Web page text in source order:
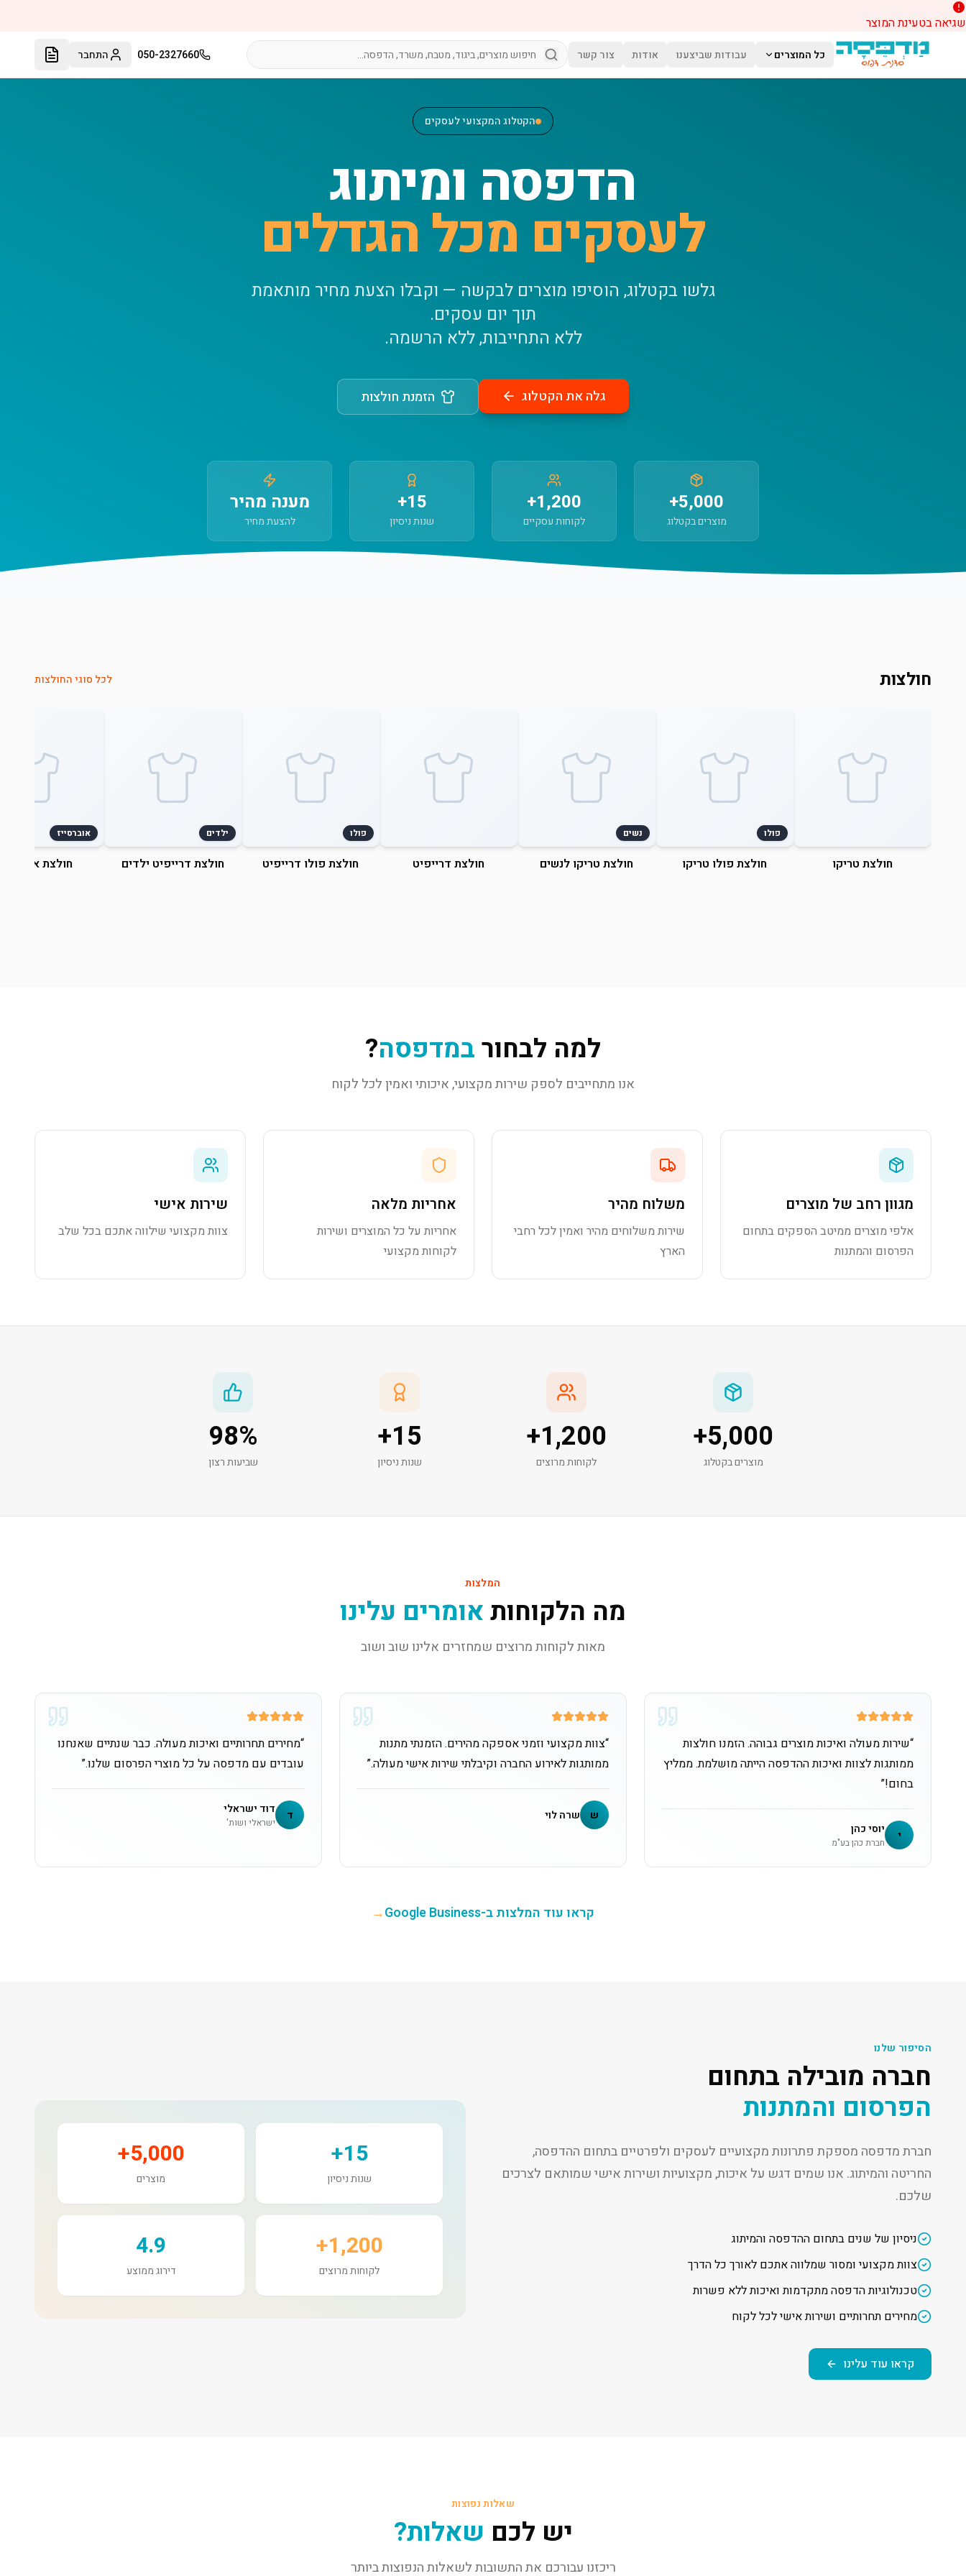
שגיאה בטעינת המוצר
דלג לתוכן הראשי
כל המוצרים עבודות שביצענו אודות צור קשר 050-2327660 התחבר
הקטלוג המקצועי לעסקים
הדפסה ומיתוג
לעסקים מכל הגדלים
גלשו בקטלוג, הוסיפו מוצרים לבקשה — וקבלו הצעת מחיר מותאמת
תוך יום עסקים.
ללא התחייבות, ללא הרשמה.
גלה את הקטלוג הזמנת חולצות
5,000+
מוצרים בקטלוג
1,200+
לקוחות עסקיים
15+
שנות ניסיון
מענה מהיר
להצעת מחיר
חולצות לכל סוגי החולצות
חולצת טריקו
פולו
חולצת פולו טריקו
נשים
חולצת טריקו לנשים חולצת דרייפיט
פולו
חולצת פולו דרייפיט
ילדים
חולצת דרייפיט ילדים
אוברסייז
חולצת
למה לבחורבמדפסה?
אנו מתחייבים לספק שירות מקצועי, איכותי ואמין לכל לקוח
מגוון רחב של מוצרים
אלפי מוצרים ממיטב הספקים בתחום
הפרסום והמתנות
משלוח מהיר
שירות משלוחים מהיר ואמין לכל רחבי
הארץ
אחריות מלאה
אחריות על כל המוצרים ושירות
לקוחות מקצועי
שירות אישי
צוות מקצועי שילווה אתכם בכל שלב
5,000
+
מוצרים בקטלוג
1,200
+
לקוחות מרוצים
15
+
שנות ניסיון
98%
שביעות רצון
המלצות
מה הלקוחותאומרים עלינו
מאות לקוחות מרוצים שמחזרים אלינו שוב ושוב
“שירות מעולה ואיכות מוצרים גבוהה. הזמנו חולצות
ממותגות לצוות ואיכות ההדפסה הייתה מושלמת. ממליץ
בחום!”
י יוסי כהן
חברת כהן בע"מ
“צוות מקצועי וזמני אספקה מהירים. הזמנתי מתנות
ממותגות לאירוע החברה וקיבלתי שירות אישי מעולה.”
ש שרה לוי
“מחירים תחרותיים ואיכות מעולה. כבר שנתיים שאנחנו
עובדים עם מדפסה על כל מוצרי הפרסום שלנו.”
ד דוד ישראלי
ישראלי ושות'
קראו עוד המלצות ב-Google Business →
הסיפור שלנו
חברה מובילה בתחום
הפרסום והמתנות
חברת מדפסה מספקת פתרונות מקצועיים לעסקים ולפרטיים בתחום ההדפסה,
החריטה והמיתוג. אנו שמים דגש על איכות, מקצועיות ושירות אישי שמותאם לצרכים
שלכם.
ניסיון של שנים בתחום ההדפסה והמיתוג
צוות מקצועי ומסור שמלווה אתכם לאורך כל הדרך
טכנולוגיות הדפסה מתקדמות ואיכות ללא פשרות
מחירים תחרותיים ושירות אישי לכל לקוח
קראו עוד עלינו
15+
שנות ניסיון
5,000+
מוצרים
1,200+
לקוחות מרוצים
4.9
דירוג ממוצע
שאלות נפוצות
יש לכם שאלות?
ריכזנו עבורכם את התשובות לשאלות הנפוצות ביותר